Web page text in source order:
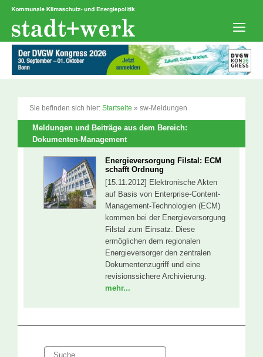
Zum
springen
Sie befinden sich hier: Startseite » sw-Meldungen
Meldungen und Beiträge aus dem Bereich:
Dokumenten-Management
Energieversorgung Filstal: ECM
schafft Ordnung
[15.11.2012] Elektronische Akten
auf Basis von Enterprise-Content-
Management-Technologien (ECM)
kommen bei der Energieversorgung
Filstal zum Einsatz. Diese
ermöglichen dem regionalen
Energieversorger den zentralen
Dokumentenzugriff und eine
revisionssichere Archivierung.
mehr...
Suche